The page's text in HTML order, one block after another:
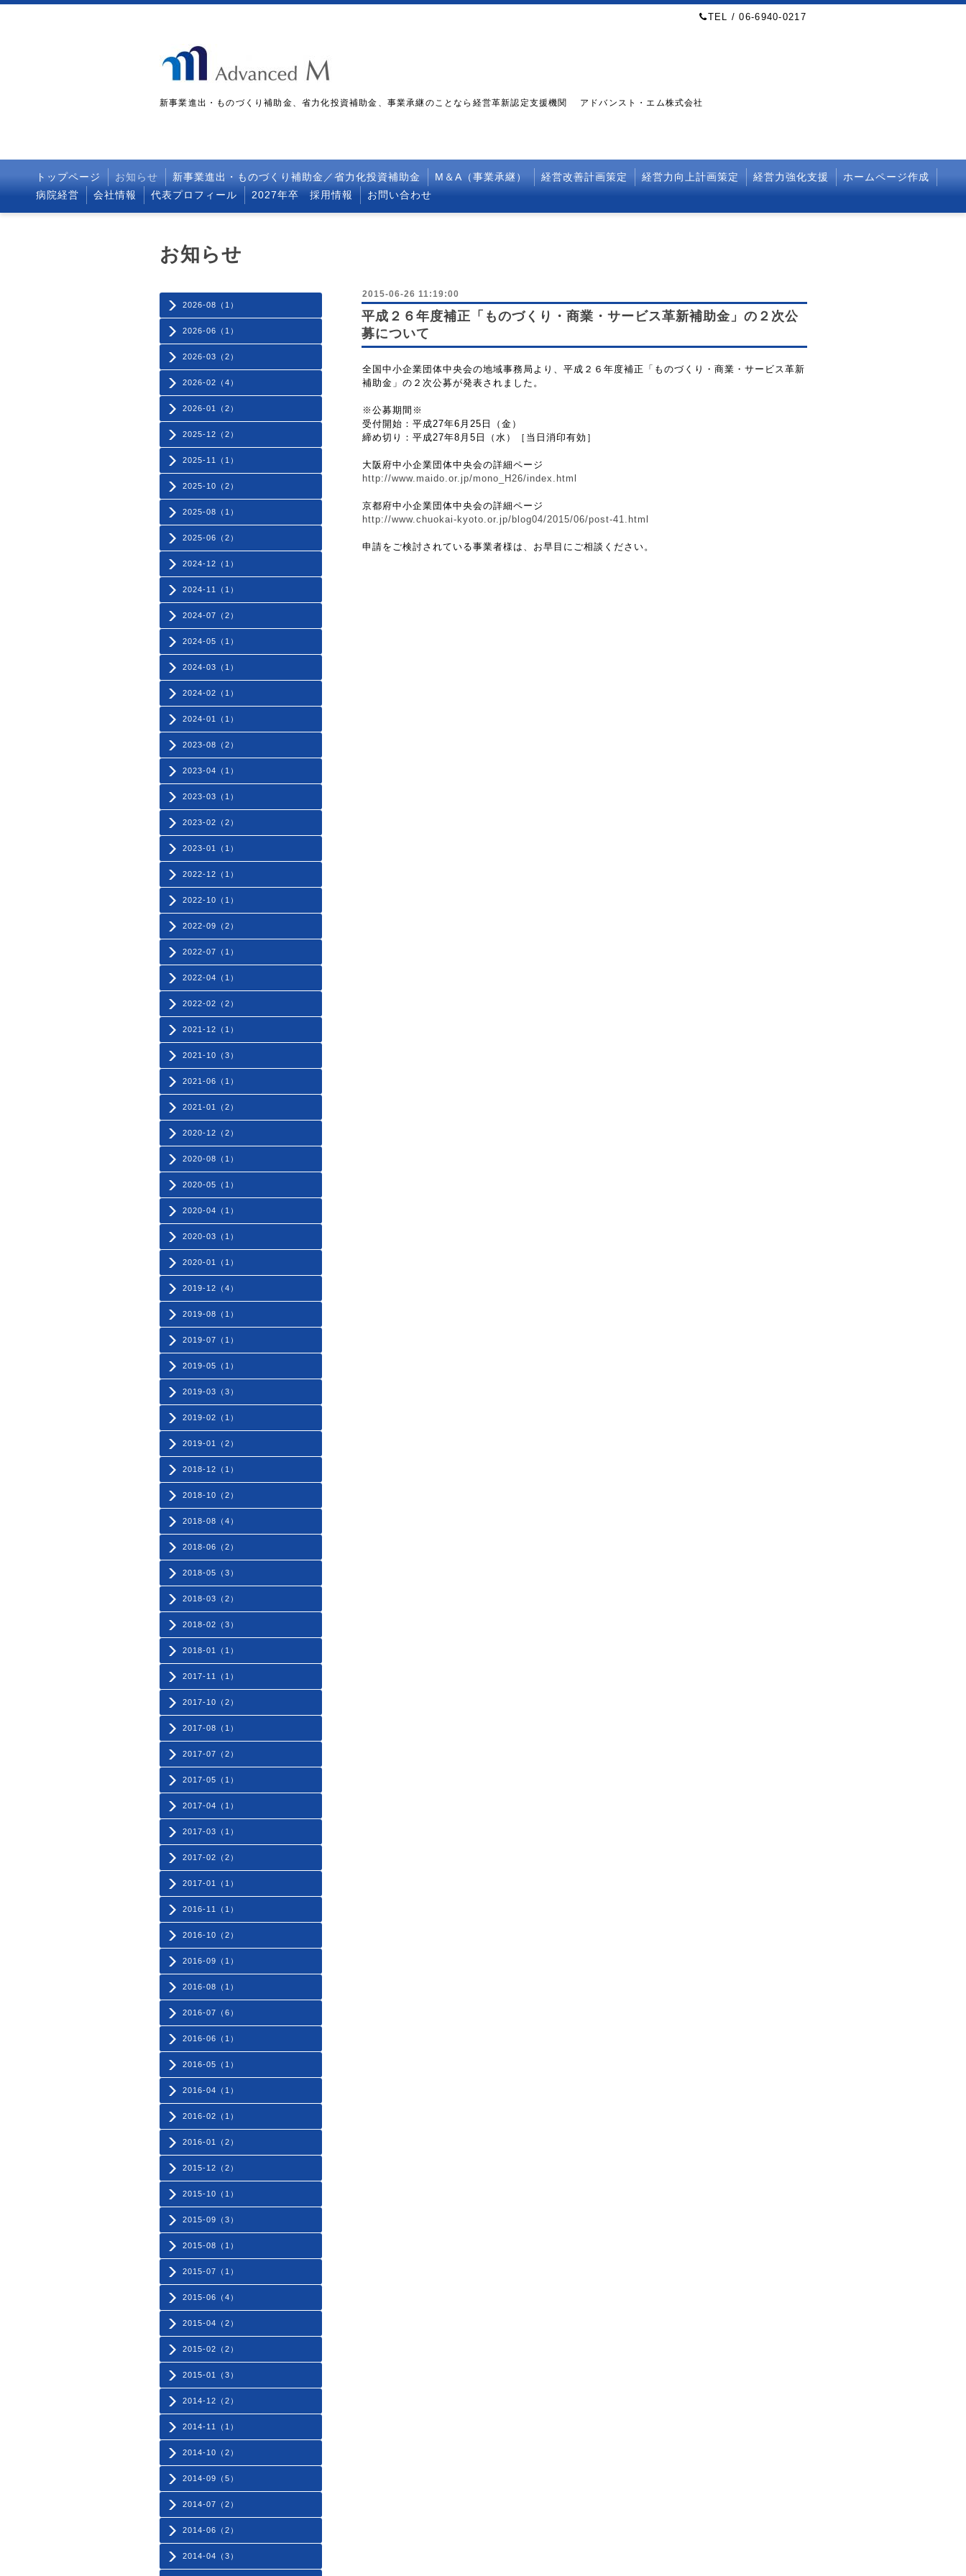
TEL / 06-6940-0217
新事業進出・ものづくり補助金、省力化投資補助金、事業承継のことなら経営革新認定支援機関 アドバンスト・エム株式会社
トップページ お知らせ 新事業進出・ものづくり補助金／省力化投資補助金 M＆A（事業承継） 経営改善計画策定 経営力向上計画策定 経営力強化支援
ホームページ作成
病院経営
会社情報 代表プロフィール 2027年卒 採用情報 お問い合わせ
2026-08（1）
2026-06（1）
2026-03（2）
2026-02（4）
2026-01（2）
2025-12（2）
2025-11（1）
2025-10（2）
2025-08（1）
2025-06（2）
2024-12（1）
2024-11（1）
2024-07（2）
2024-05（1）
2024-03（1）
2024-02（1）
2024-01（1）
2023-08（2）
2023-04（1）
2023-03（1）
2023-02（2）
2023-01（1）
2022-12（1）
2022-10（1）
2022-09（2）
2022-07（1）
2022-04（1）
2022-02（2）
2021-12（1）
2021-10（3）
2021-06（1）
2021-01（2）
2020-12（2）
2020-08（1）
2020-05（1）
2020-04（1）
2020-03（1）
2020-01（1）
2019-12（4）
2019-08（1）
2019-07（1）
2019-05（1）
2019-03（3）
2019-02（1）
2019-01（2）
2018-12（1）
2018-10（2）
2018-08（4）
2018-06（2）
2018-05（3）
2018-03（2）
2018-02（3）
2018-01（1）
2017-11（1）
2017-10（2）
2017-08（1）
2017-07（2）
2017-05（1）
2017-04（1）
2017-03（1）
2017-02（2）
2017-01（1）
2016-11（1）
2016-10（2）
2016-09（1）
2016-08（1）
2016-07（6）
2016-06（1）
2016-05（1）
2016-04（1）
2016-02（1）
2016-01（2）
2015-12（2）
2015-10（1）
2015-09（3）
2015-08（1）
2015-07（1）
2015-06（4）
2015-04（2）
2015-02（2）
2015-01（3）
2014-12（2）
2014-11（1）
2014-10（2）
2014-09（5）
2014-07（2）
2014-06（2）
2014-04（3）
お知らせ
2015-06-26 11:19:00
平成２６年度補正「ものづくり・商業・サービス革新補助金」の２次公
募について
全国中小企業団体中央会の地域事務局より、平成２６年度補正「ものづくり・商業・サービス革新
補助金」の２次公募が発表されました。
※公募期間※
受付開始：平成27年6月25日（金）
締め切り：平成27年8月5日（水）［当日消印有効］
大阪府中小企業団体中央会の詳細ページ
http://www.maido.or.jp/mono_H26/index.html
京都府中小企業団体中央会の詳細ページ
http://www.chuokai-kyoto.or.jp/blog04/2015/06/post-41.html
申請をご検討されている事業者様は、お早目にご相談ください。